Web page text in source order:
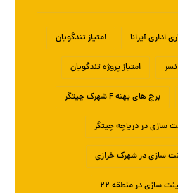
اداری آیرانا امتیاز تندگویان
امتیاز پروژه تندگویان
برج های پهنه F شهرک چیتگر
سازی در دریاچه چیتگر
سازی در شهرک خرازی
سازی در منطقه ۲۲